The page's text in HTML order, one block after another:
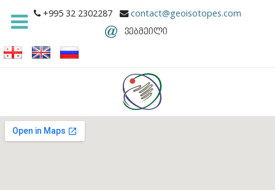
+995 32 2302287 contact@geoisotopes.com
ვებმეილი